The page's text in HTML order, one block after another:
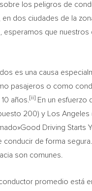
los peligros de
dos ciudades de la
que
es una causa
pasajeros o como
años. [ii] En un esfuerzo
200) y Los Angeles
Driving
de forma
son comunes.
promedio está